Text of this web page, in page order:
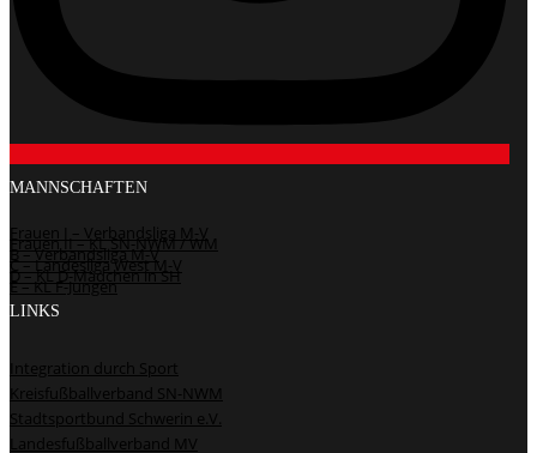
MANNSCHAFTEN
Frauen I – Verbandsliga M-V
Frauen II – KL SN-NWM / WM
B – Verbandsliga M-V
C – Landesliga West M-V
D – KL D-Mädchen in SH
E – KL F-Jungen
LINKS
Integration durch Sport
Kreisfußballverband SN-NWM
Stadtsportbund Schwerin e.V.
Landesfußballverband MV